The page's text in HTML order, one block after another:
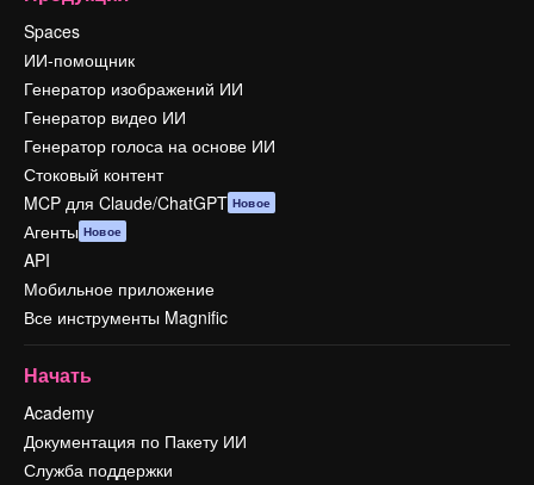
Spaces
ИИ-помощник
Генератор изображений ИИ
Генератор видео ИИ
Генератор голоса на основе ИИ
Стоковый контент
MCP для Claude/ChatGPT Новое
Агенты Новое
API
Мобильное приложение
Все инструменты Magnific
Начать
Academy
Документация по Пакету ИИ
Служба поддержки